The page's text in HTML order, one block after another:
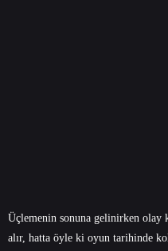
Üçlemenin sonuna gelinirken olay
alır, hatta öyle ki oyun tarihinde